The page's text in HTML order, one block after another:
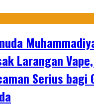
Larangan
Serius bagi